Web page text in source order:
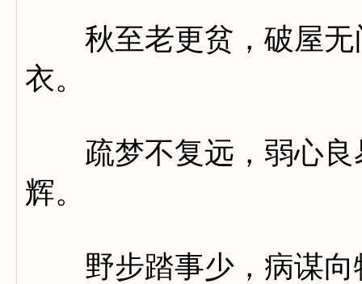
秋至老更贫，破屋无
衣。
疏梦不复远，弱心良
辉。
野步踏事少，病谋向